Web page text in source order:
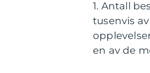
1. Antall
tusenvis
en av de